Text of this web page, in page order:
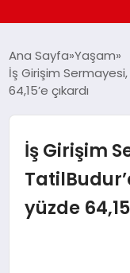
YAŞAM
GÜNCEL
TEKNOLOJI
Ana Sayfa Yaşam
İş Girişim
64,15’e çıkardı
İş Girişim
yüzde